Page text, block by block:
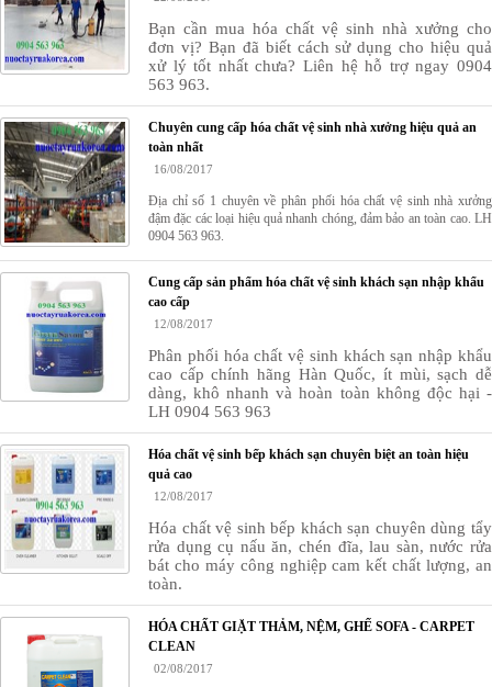
Bạn cần mua hóa chất vệ sinh nhà xưởng cho
đơn vị? Bạn đã biết cách sử dụng cho hiệu quả
xử lý tốt nhất chưa? Liên hệ hỗ trợ ngay 0904
563 963.
Chuyên cung cấp hóa chất vệ sinh nhà xưởng hiệu quả an
toàn nhất
16/08/2017
Địa chỉ số 1 chuyên về phân phối hóa chất vệ sinh nhà xưởng
đậm đặc các loại hiệu quả nhanh chóng, đảm bảo an toàn cao. LH
0904 563 963.
Cung cấp sản phẩm hóa chất vệ sinh khách sạn nhập khẩu
cao cấp
12/08/2017
Phân phối hóa chất vệ sinh khách sạn nhập khẩu
cao cấp chính hãng Hàn Quốc, ít mùi, sạch dễ
dàng, khô nhanh và hoàn toàn không độc hại -
LH 0904 563 963
Hóa chất vệ sinh bếp khách sạn chuyên biệt an toàn hiệu
quả cao
12/08/2017
Hóa chất vệ sinh bếp khách sạn chuyên dùng tẩy
rửa dụng cụ nấu ăn, chén đĩa, lau sàn, nước rửa
bát cho máy công nghiệp cam kết chất lượng, an
toàn.
HÓA CHẤT GIẶT THẢM, NỆM, GHẾ SOFA - CARPET
CLEAN
02/08/2017